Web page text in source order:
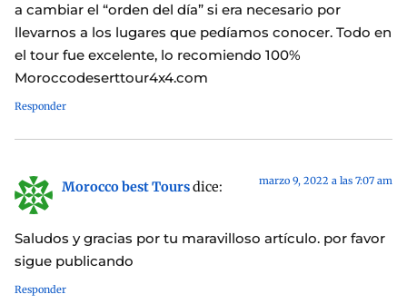
a cambiar el “orden del día” si era necesario por
llevarnos a los lugares que pedíamos conocer. Todo en
el tour fue excelente, lo recomiendo 100%
Moroccodeserttour4x4.com
Responder
Morocco best Toursdice: marzo 9, 2022 a las 7:07 am
Saludos y gracias por tu maravilloso artículo. por favor
sigue publicando
Responder